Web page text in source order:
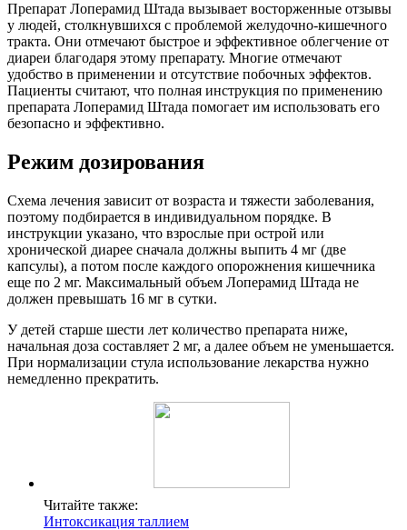
Препарат Лоперамид Штада вызывает восторженные отзывы
у людей, столкнувшихся с проблемой желудочно-кишечного
тракта. Они отмечают быстрое и эффективное облегчение от
диареи благодаря этому препарату. Многие отмечают
удобство в применении и отсутствие побочных эффектов.
Пациенты считают, что полная инструкция по применению
препарата Лоперамид Штада помогает им использовать его
безопасно и эффективно.
Режим дозирования
Схема лечения зависит от возраста и тяжести заболевания,
поэтому подбирается в индивидуальном порядке. В
инструкции указано, что взрослые при острой или
хронической диарее сначала должны выпить 4 мг (две
капсулы), а потом после каждого опорожнения кишечника
еще по 2 мг. Максимальный объем Лоперамид Штада не
должен превышать 16 мг в сутки.
У детей старше шести лет количество препарата ниже,
начальная доза составляет 2 мг, а далее объем не уменьшается.
При нормализации стула использование лекарства нужно
немедленно прекратить.
Читайте также:
Интоксикация таллием